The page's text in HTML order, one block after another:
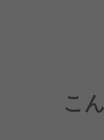
■キャリアアッ
昇給タイミン
また、店長に
いうことはあり
こ